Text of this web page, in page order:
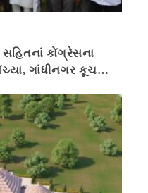
કોંગ્રેસના
ગાંધીનગર કૂચ